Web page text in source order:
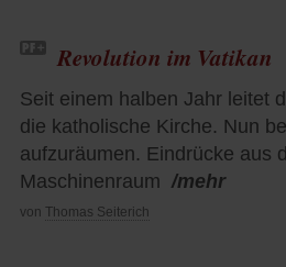
Revolution im Vatikan
Seit einem halben Jahr leitet
die katholische Kirche. Nun
aufzuräumen. Eindrücke aus
Maschinenraum /mehr
von Thomas Seiterich